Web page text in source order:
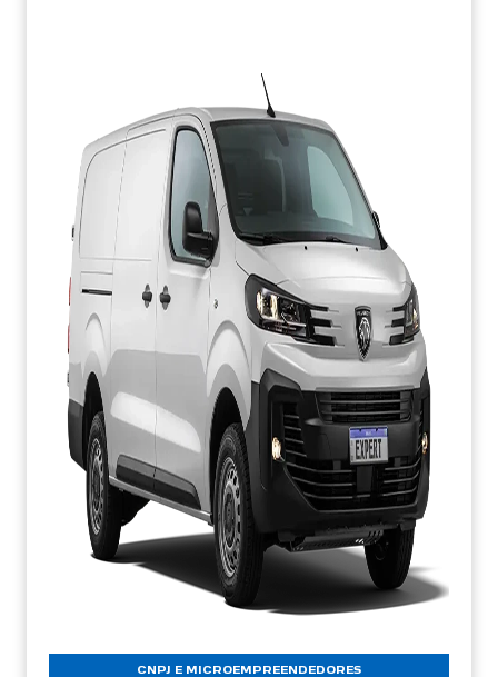
CNPJ E MICROEMPREENDEDORES